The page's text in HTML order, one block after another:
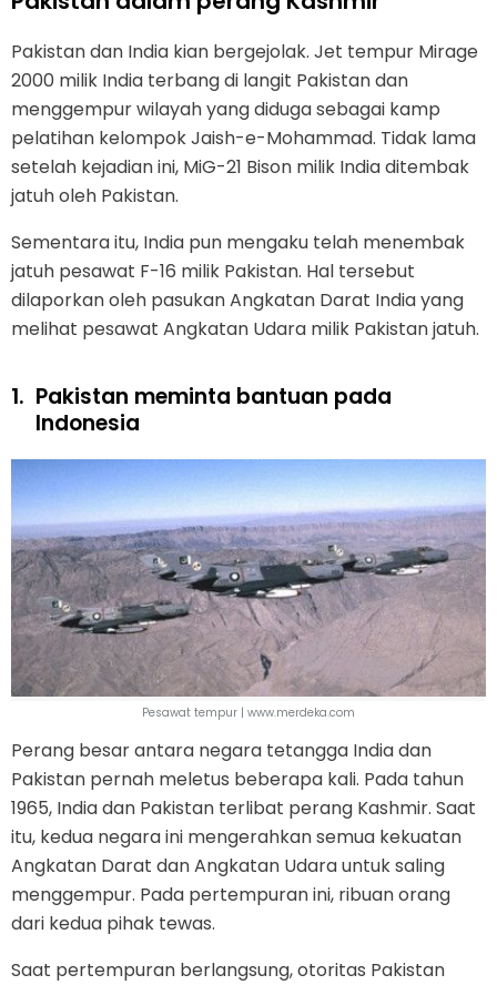
Pakistan dan India kian bergejolak. Jet tempur Mirage
2000 milik India terbang di langit Pakistan dan
menggempur wilayah yang diduga sebagai kamp
pelatihan kelompok Jaish-e-Mohammad. Tidak lama
setelah kejadian ini, MiG-21 Bison milik India ditembak
jatuh oleh Pakistan.
Sementara itu, India pun mengaku telah menembak
jatuh pesawat F-16 milik Pakistan. Hal tersebut
dilaporkan oleh pasukan Angkatan Darat India yang
melihat pesawat Angkatan Udara milik Pakistan jatuh.
1. Pakistan meminta bantuan pada
Indonesia
Pesawat tempur | www.merdeka.com
Perang besar antara negara tetangga India dan
Pakistan pernah meletus beberapa kali. Pada tahun
1965, India dan Pakistan terlibat perang Kashmir. Saat
itu, kedua negara ini mengerahkan semua kekuatan
Angkatan Darat dan Angkatan Udara untuk saling
menggempur. Pada pertempuran ini, ribuan orang
dari kedua pihak tewas.
Saat pertempuran berlangsung, otoritas Pakistan